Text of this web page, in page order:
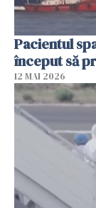
Pacientul
început să
12 MAI 2026